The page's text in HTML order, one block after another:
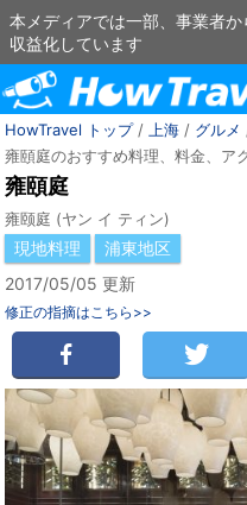
本メディアでは一部、事業者
収益化しています
HowTravel トップ/ 上海 / グルメ
雍頤庭のおすすめ料理、料金、ア
雍頤庭
雍颐庭 (ヤン イ ティン)
現地料理
浦東地区
2017/05/05 更新
修正の指摘はこちら>>